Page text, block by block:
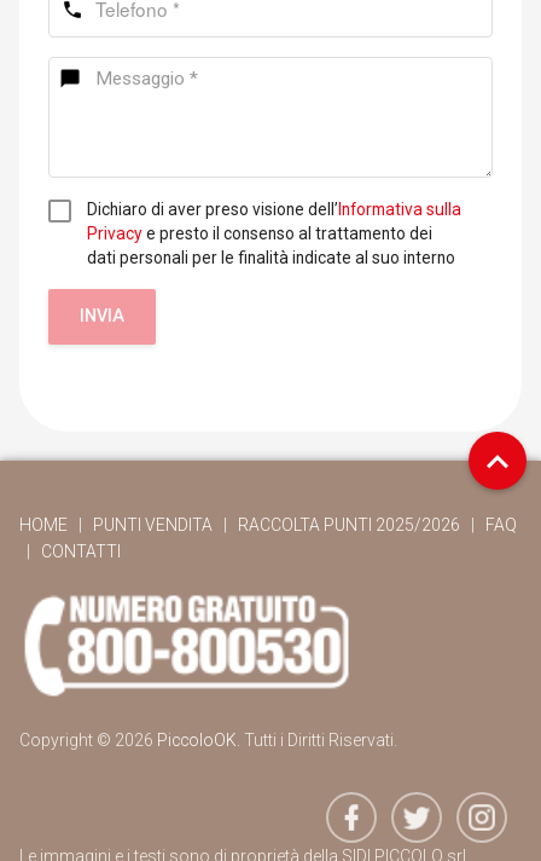
Dichiaro di aver preso visione dell’ Informativa sulla
Privacye presto il consenso al trattamento dei
dati personali per le finalità indicate al suo interno
INVIA
HOME PUNTI VENDITA RACCOLTA PUNTI 2025/2026
FAQ
CONTATTI
Copyright © 2026 PiccoloOK . Tutti i Diritti Riservati.
Le immagini e i testi sono di proprietà della SIDI PICCOLO srl